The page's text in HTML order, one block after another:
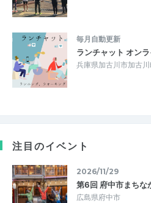
毎月自動更新
ランチャット オン
兵庫県加古川市加古
注目のイベント
2026/11/29
第6回 府中市まちな
広島県府中市